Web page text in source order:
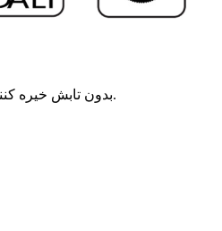
UGR<16، بدون تابش خیره کننده و نور یکنواخت.